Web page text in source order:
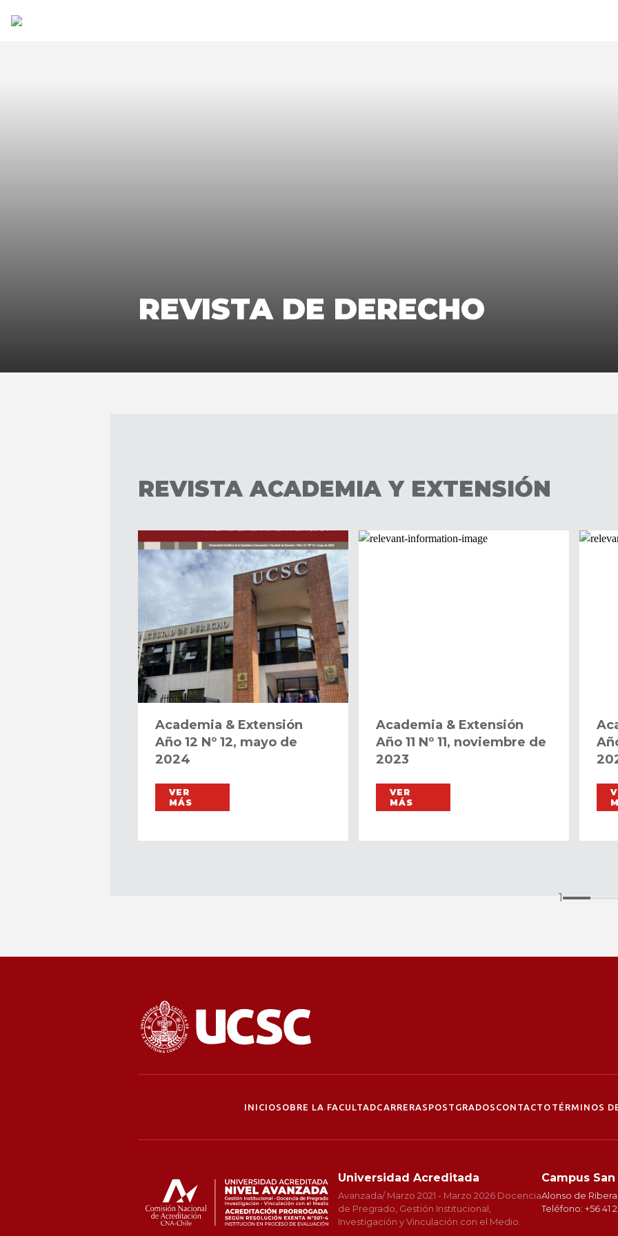
REVISTA DE DERECHO
REVISTA ACADEMIA Y EXTENSIÓN
1
Academia & Extensión
Año 12 Nº 12, mayo de
2024
VER
MÁS
Academia & Extensión
Año 11 Nº 11, noviembre de
2023
VER
MÁS
INICIOSOBRE LA FACULTADCARRERAS POSTGRADOS CONTACTO TÉRMINOS
Universidad Acreditada
Avanzada/ Marzo 2021 - Marzo 2026 Docencia
de Pregrado, Gestión Institucional,
Investigación y Vinculación con el Medio.
Campus
Alonso de
Teléfono: +56 41